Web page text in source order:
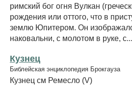
римский бог огня Вулкан
рождения или оттого, что в
землю Юпитером. Он
наковальни, с молотом в руке, с...
Кузнец
Библейская энциклопедия Брокгауза
Кузнец см Ремесло (V)